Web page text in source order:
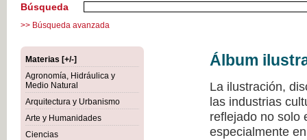
Búsqueda
>> Búsqueda avanzada
Materias [+/-]
Agronomía, Hidráulica y
Medio Natural
Arquitectura y Urbanismo
Arte y Humanidades
Ciencias
Álbum
La ilustración,
las industrias
reflejado no solo
especialmente